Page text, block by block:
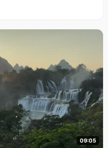
09:05